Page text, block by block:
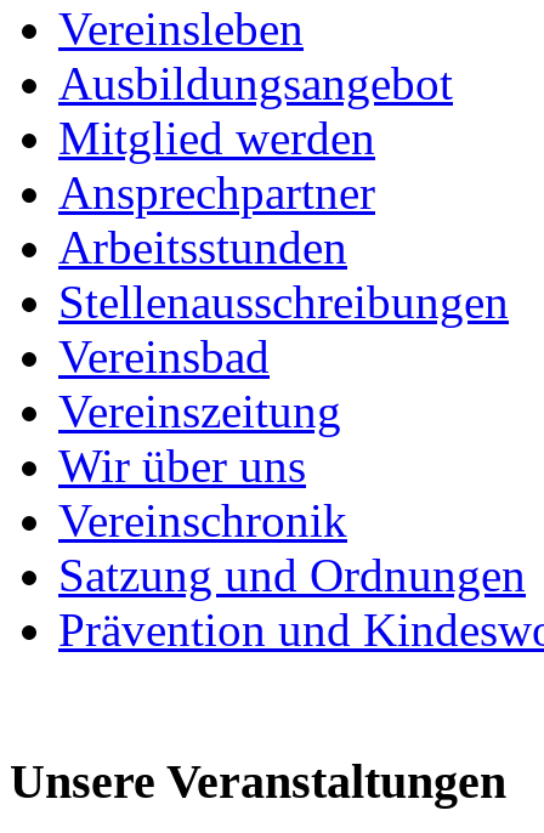
Vereinsleben
Ausbildungsangebot
Mitglied werden
Ansprechpartner
Arbeitsstunden
Stellenausschreibungen
Vereinsbad
Vereinszeitung
Wir über uns
Vereinschronik
Satzung und Ordnungen
Prävention und
Unsere Veranstaltungen